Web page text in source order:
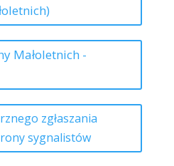
Małoletnich -
zgłaszania
sygnalistów